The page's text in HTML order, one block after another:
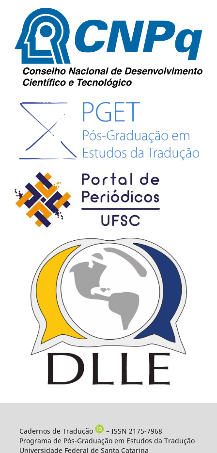
Cadernos de Tradução
– ISSN 2175-7968
Programa de Pós-Graduação em Estudos da Tradução
Universidade Federal de Santa Catarina